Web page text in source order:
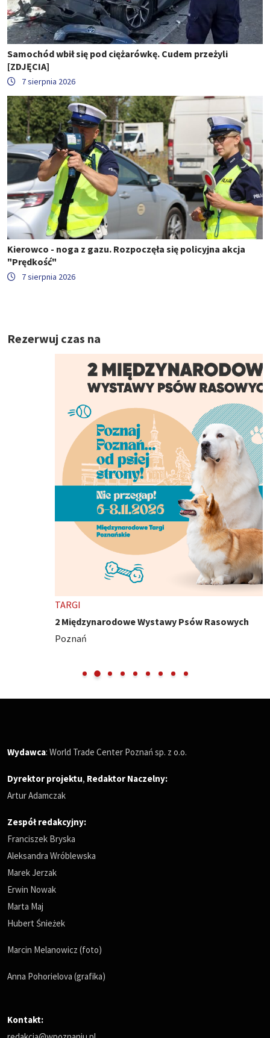
Samochód wbił się pod ciężarówkę. Cudem przeżyli
[ZDJĘCIA]
7 sierpnia 2026
Kierowco - noga z gazu. Rozpoczęła się policyjna akcja
"Prędkość"
7 sierpnia 2026
Rezerwuj czas na
2 Międzynarodowe Wystawy Psów Rasowych
Wydawca: World Trade Center Poznań sp. z o.o.
Dyrektor projektu, Redaktor Naczelny:
Artur Adamczak
Zespół redakcyjny:
Franciszek Bryska
Aleksandra Wróblewska
Marek Jerzak
Erwin Nowak
Marta Maj
Hubert Śnieżek
Marcin Melanowicz (foto)
Anna Pohorielova (grafika)
Kontakt: